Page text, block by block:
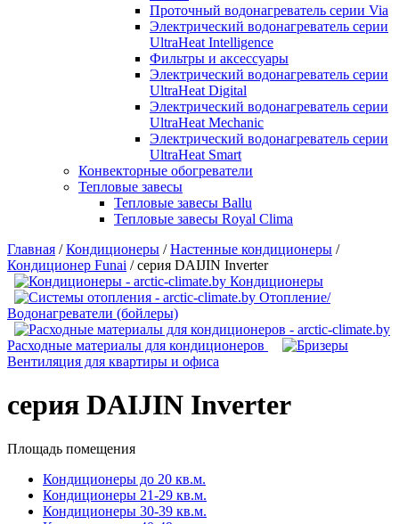
Проточный водонагреватель серии Via
Электрический водонагреватель серии
UltraHeat Intelligence
Фильтры и аксессуары
Электрический водонагреватель серии
UltraHeat Digital
Электрический водонагреватель серии
UltraHeat Mechanic
Электрический водонагреватель серии
UltraHeat Smart
Конвекторные обогреватели
Тепловые завесы
Тепловые завесы Ballu
Тепловые завесы Royal Clima
Главная /Кондиционеры /Настенные кондиционеры /
Кондиционер Funai /серия DAIJIN Inverter
Кондиционеры
Отопление/
Водонагреватели (бойлеры)
Расходные материалы для кондиционеров
Вентиляция для квартиры и офиса
серия DAIJIN Inverter
Площадь помещения
Кондиционеры до 20 кв.м.
Кондиционеры 21-29 кв.м.
Кондиционеры 30-39 кв.м.